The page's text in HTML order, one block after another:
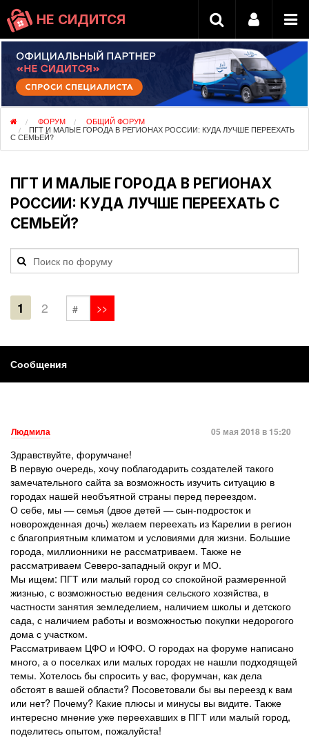
НЕ СИДИТСЯ
ФОРУМ ОБЩИЙ ФОРУМ
ПГТ И МАЛЫЕ ГОРОДА В РЕГИОНАХ РОССИИ: КУДА ЛУЧШЕ ПЕРЕЕХАТЬ
С СЕМЬЕЙ?
ПГТ И МАЛЫЕ ГОРОДА В РЕГИОНАХ
РОССИИ: КУДА ЛУЧШЕ ПЕРЕЕХАТЬ С
СЕМЬЕЙ?
1 2
Сообщения
Людмила 05 мая 2018 в 15:20
Здравствуйте, форумчане!
В первую очередь, хочу поблагодарить создателей такого
замечательного сайта за возможность изучить ситуацию в
городах нашей необъятной страны перед переездом.
О себе, мы — семья (двое детей — сын-подросток и
новорожденная дочь) желаем переехать из Карелии в регион
с благоприятным климатом и условиями для жизни. Большие
города, миллионники не рассматриваем. Также не
рассматриваем Северо-западный округ и МО.
Мы ищем: ПГТ или малый город со спокойной размеренной
жизнью, с возможностью ведения сельского хозяйства, в
частности занятия земледелием, наличием школы и детского
сада, с наличием работы и возможностью покупки недорогого
дома с участком.
Рассматриваем ЦФО и ЮФО. О городах на форуме написано
много, а о поселках или малых городах не нашли подходящей
темы. Хотелось бы спросить у вас, форумчан, как дела
обстоят в вашей области? Посоветовали бы вы переезд к вам
или нет? Почему? Какие плюсы и минусы вы видите. Также
интересно мнение уже переехавших в ПГТ или малый город,
поделитесь опытом, пожалуйста!